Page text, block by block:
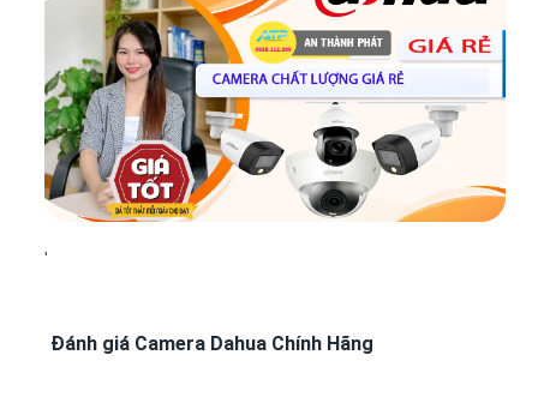
'
Đánh giá Camera Dahua Chính Hãng